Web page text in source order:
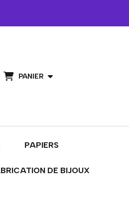
PANIER
PAPIERS
DE BIJOUX